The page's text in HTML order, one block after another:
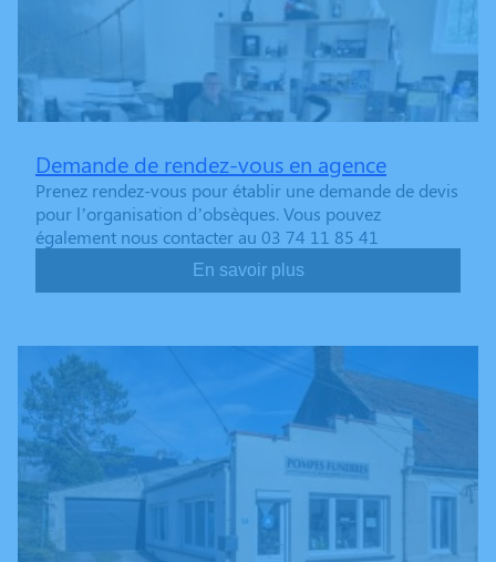
Demande de rendez-vous en agence
Prenez rendez-vous pour établir une demande de devis
pour l’organisation d’obsèques. Vous pouvez
également nous contacter au 03 74 11 85 41
En savoir plus